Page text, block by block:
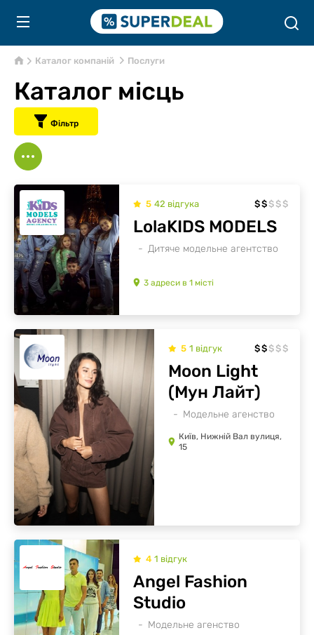
Каталог компаній Послуги
Каталог місць
Фільтр
5 42 відгукa $$ $ $ $
Дитяче модельне агентство
LolaKIDS MODELS
3 адреси в 1 місті
5 1 відгук $$ $ $ $
Модельне агенство
Moon Light
(Мун Лайт)
Київ, Нижній Вал вулиця,
15
4 1 відгук
Модельне агенство
Angel Fashion
Studio